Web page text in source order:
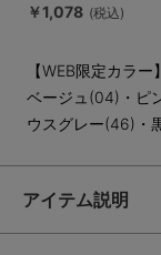
￥1,078 (税込)
【WEB限定カラー】
ベージュ(04)・ピ
ウスグレー(46)・
アイテム説明